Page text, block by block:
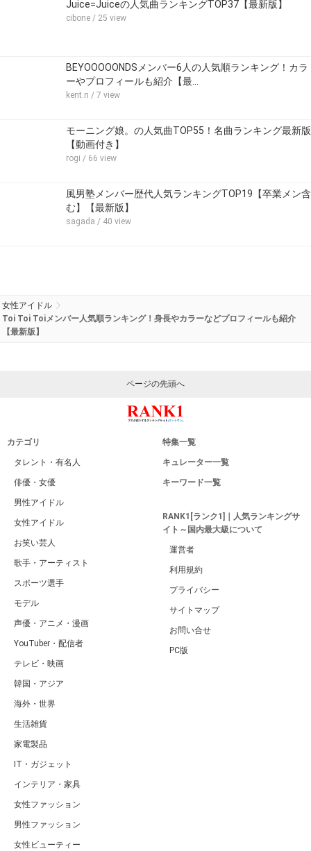
Juice=Juiceの人気曲ランキングTOP37【最新版】
cibone / 25 view
BEYOOOOONDSメンバー6人の人気順ランキング！カラ
ーやプロフィールも紹介【最…
kent.n / 7 view
モーニング娘。の人気曲TOP55！名曲ランキング最新版
【動画付き】
rogi / 66 view
風男塾メンバー歴代人気ランキングTOP19【卒業メン含
む】【最新版】
sagada / 40 view
女性アイドル
Toi Toi Toiメンバー人気順ランキング！身長やカラーなどプロフィールも紹介
【最新版】
ページの先頭へ
カテゴリ
タレント・有名人
俳優・女優
男性アイドル
女性アイドル
お笑い芸人
歌手・アーティスト
スポーツ選手
モデル
声優・アニメ・漫画
YouTuber・配信者
テレビ・映画
韓国・アジア
海外・世界
生活雑貨
家電製品
IT・ガジェット
インテリア・家具
女性ファッション
男性ファッション
女性ビューティー
特集一覧
キュレーター一覧
キーワード一覧
RANK1[ランク1]｜人気ランキングサ
イト～国内最大級について
運営者
利用規約
プライバシー
サイトマップ
お問い合せ
PC版